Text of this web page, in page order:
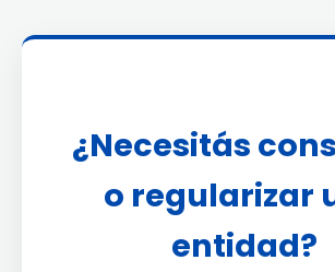
¿Necesitás
o regularizar
entidad?